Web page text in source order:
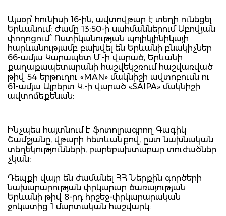
Այսօր՝ հունիսի 16-ին, ավտովթար է տեղի ունեցել
Երևանում: Ժամը 13:50-ի սահմաններում Աբովյան
փողոցում՝ Ոստիկանության պոլիկլինիկայի
հարևանությամբ բախվել են Երևանի բնակիչներ
66-ամյա Կարապետ Մ.-ի վարած, Երևանի
քաղաքապետարանի հաշվեկշռում հաշվառված
թիվ 54 երթուղու «MAN» մակնիշի ավտոբուսն ու
61-ամյա Ալբերտ Կ.-ի վարած «SAIPA» մակնիշի
ավտոմեքենան:
Ինչպես հայտնում է ֆոտոլրագրող Գագիկ
Շամշյանը, վթարի հետևանքով, ըստ նախնական
տեղեկությունների, բարեբախտաբար տուժածներ
չկան:
Դեպքի վայր են ժամանել ՀՀ Ներքին գործերի
նախարարության փրկարար ծառայության
Երևանի թիվ 8-րդ հրշեջ-փրկարարական
ջոկատից 1 մարտական հաշվարկ: